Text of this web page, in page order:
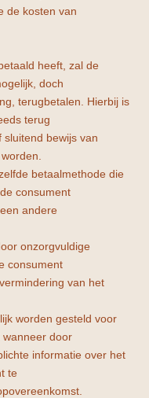
de kosten van
heeft, zal de
doch
terugbetalen. Hierbij is
terug
bewijs van
betaalmethode die
consument
andere
onzorgvuldige
consument
van het
worden gesteld voor
door
informatie over het
te